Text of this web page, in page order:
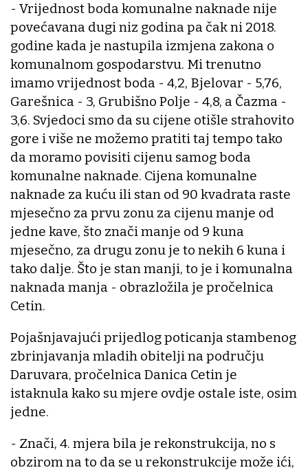
- Vrijednost boda komunalne naknade nije
povećavana dugi niz godina pa čak ni 2018.
godine kada je nastupila izmjena zakona o
komunalnom gospodarstvu. Mi trenutno
imamo vrijednost boda - 4,2, Bjelovar - 5,76,
Garešnica - 3, Grubišno Polje - 4,8, a Čazma -
3,6. Svjedoci smo da su cijene otišle strahovito
gore i više ne možemo pratiti taj tempo tako
da moramo povisiti cijenu samog boda
komunalne naknade. Cijena komunalne
naknade za kuću ili stan od 90 kvadrata raste
mjesečno za prvu zonu za cijenu manje od
jedne kave, što znači manje od 9 kuna
mjesečno, za drugu zonu je to nekih 6 kuna i
tako dalje. Što je stan manji, to je i komunalna
naknada manja - obrazložila je pročelnica
Cetin.
Pojašnjavajući prijedlog poticanja stambenog
zbrinjavanja mladih obitelji na području
Daruvara, pročelnica Danica Cetin je
istaknula kako su mjere ovdje ostale iste, osim
jedne.
- Znači, 4. mjera bila je rekonstrukcija, no s
obzirom na to da se u rekonstrukcije može ići,